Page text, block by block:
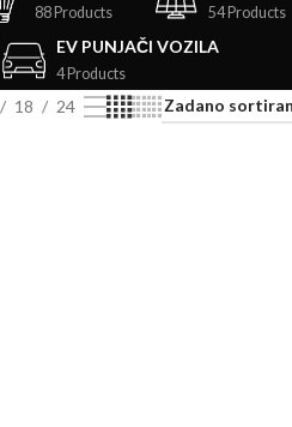
88 Products 54 Products
EV PUNJAČI VOZILA
4 Products
18 24